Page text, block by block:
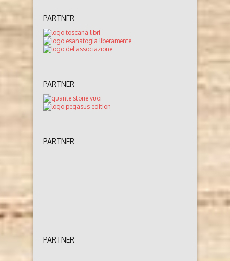
PARTNER
PARTNER
PARTNER
PARTNER